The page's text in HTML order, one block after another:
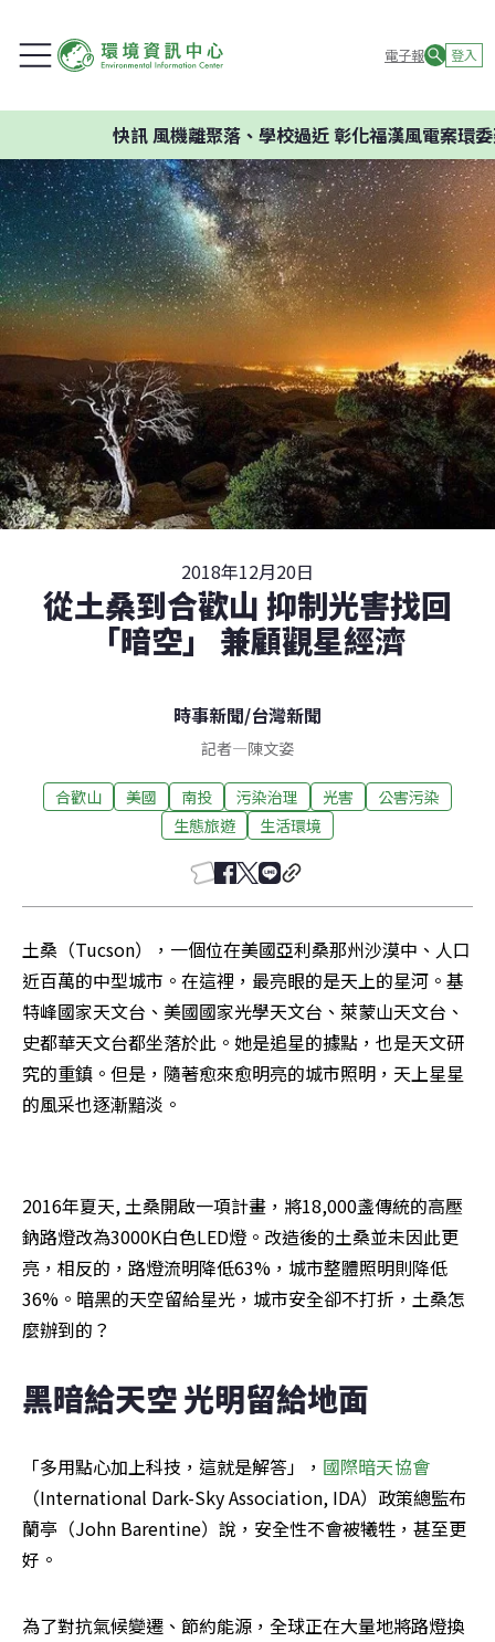
電子報 登入
風機離聚落、學校過近 彰化福漢風電案環委建議不應
2018年12月20日
從土桑到合歡山 抑制光害找回
「暗空」 兼顧觀星經濟
時事新聞/台灣新聞
記者—陳文姿
合歡山 美國 南投 污染治理 光害
公害污染
生態旅遊
生活環境
土桑（Tucson），一個位在美國亞利桑那州沙漠中、人口
近百萬的中型城市。在這裡，最亮眼的是天上的星河。基
特峰國家天文台、美國國家光學天文台、萊蒙山天文台、
史都華天文台都坐落於此。她是追星的據點，也是天文研
究的重鎮。但是，隨著愈來愈明亮的城市照明，天上星星
的風采也逐漸黯淡。
2016年夏天, 土桑開啟一項計畫，將18,000盞傳統的高壓
鈉路燈改為3000K白色LED燈。改造後的土桑並未因此更
亮，相反的，路燈流明降低63%，城市整體照明則降低
36%。暗黑的天空留給星光，城市安全卻不打折，土桑怎
麼辦到的？
黑暗給天空 光明留給地面
「多用點心加上科技，這就是解答」， 國際暗天協會
（International Dark-Sky Association, IDA）政策總監布
蘭亭（John Barentine）說，安全性不會被犧牲，甚至更
好。
為了對抗氣候變遷、節約能源，全球正在大量地將路燈換